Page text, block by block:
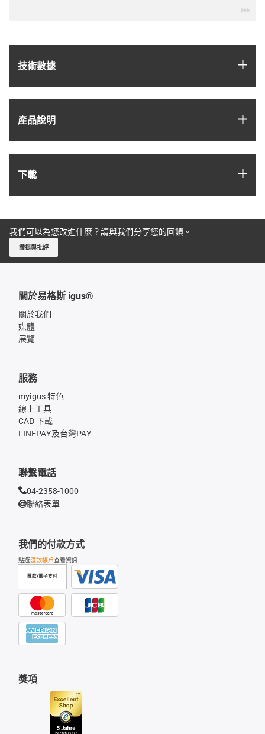
技術數據
產品說明
下載
我們可以為您改進什麼？請與我們分享您的回饋。
讚揚與批評
關於易格斯 igus®
關於我們
媒體
展覽
我們的付款方式
點選匯款帳戶查看資訊
匯款/電子支付
服務
myigus 特色
線上工具
CAD 下載
LINEPAY及台灣PAY
獎項
聯繫電話
04-2358-1000
聯絡表單